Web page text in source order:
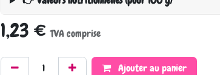
1,23 € TVA comprise
Ajouter au panier